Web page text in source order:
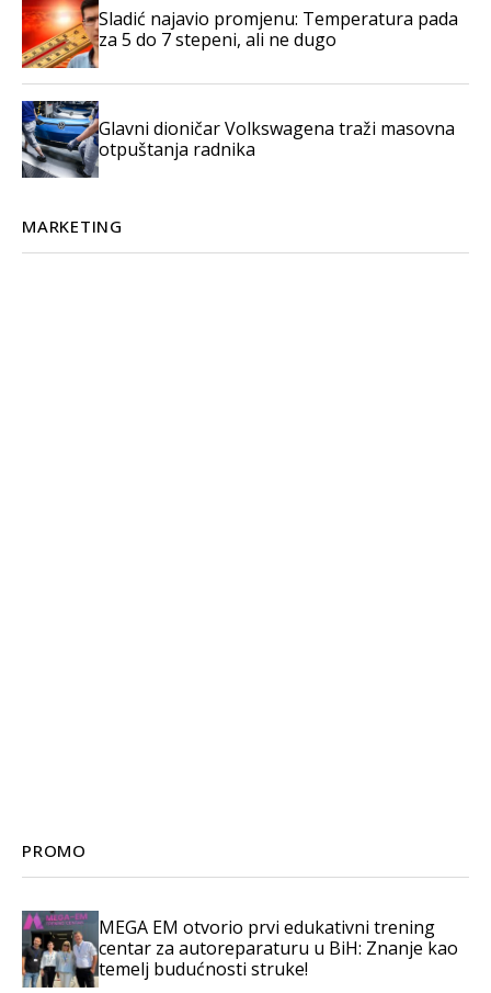
Sladić najavio promjenu: Temperatura pada
za 5 do 7 stepeni, ali ne dugo
Glavni dioničar Volkswagena traži masovna
otpuštanja radnika
MARKETING
PROMO
MEGA EM otvorio prvi edukativni trening
centar za autoreparaturu u BiH: Znanje kao
temelj budućnosti struke!